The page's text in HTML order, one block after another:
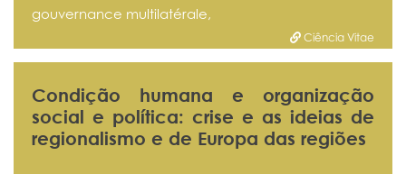
gouvernance multilatérale,
Ciência Vitae
Condição humana e organização
social e política: crise e as ideias de
regionalismo e de Europa das regiões